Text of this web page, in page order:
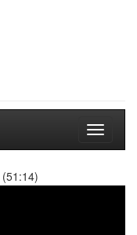
Toggle
(51:14)